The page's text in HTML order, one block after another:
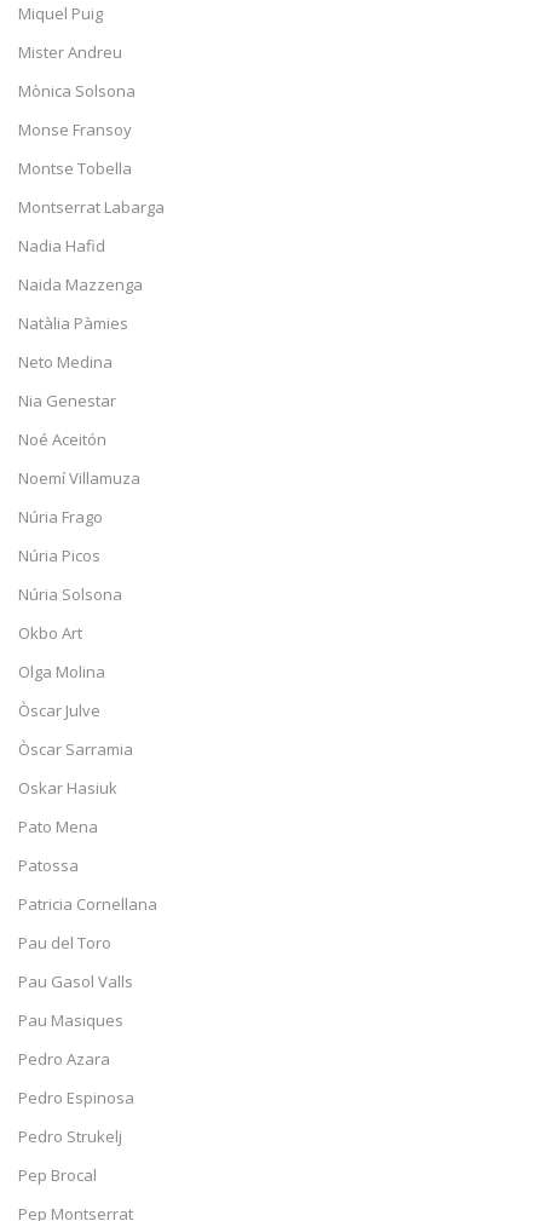
Miquel Puig
Mister Andreu
Mònica Solsona
Monse Fransoy
Montse Tobella
Montserrat Labarga
Nadia Hafid
Naida Mazzenga
Natàlia Pàmies
Neto Medina
Nia Genestar
Noé Aceitón
Noemí Villamuza
Núria Frago
Núria Picos
Núria Solsona
Okbo Art
Olga Molina
Òscar Julve
Òscar Sarramia
Oskar Hasiuk
Pato Mena
Patossa
Patricia Cornellana
Pau del Toro
Pau Gasol Valls
Pau Masiques
Pedro Azara
Pedro Espinosa
Pedro Strukelj
Pep Brocal
Pep Montserrat